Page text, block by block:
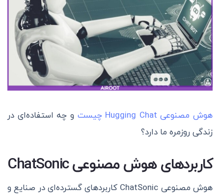
هوش مصنوعی Hugging Chat چیست
و چه استفاده‌ای در
زندگی روزمره ما دارد؟
کاربردهای هوش مصنوعی ChatSonic
هوش مصنوعی ChatSonic کاربردهای گسترده‌ای در صنایع و